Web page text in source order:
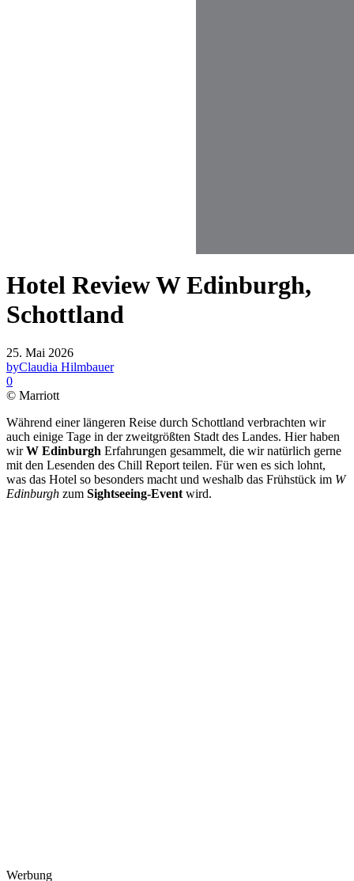
Hotel Review W Edinburgh,
Schottland
25. Mai 2026
byClaudia Hilmbauer
0
© Marriott
Während einer längeren Reise durch Schottland verbrachten wir
auch einige Tage in der zweitgrößten Stadt des Landes. Hier haben
wirW Edinburgh Erfahrungen gesammelt, die wir natürlich gerne
mit den Lesenden des Chill Report teilen. Für wen es sich lohnt,
was das Hotel so besonders macht und weshalb das Frühstück im W
Edinburgh zum Sightseeing-Event wird.
Werbung